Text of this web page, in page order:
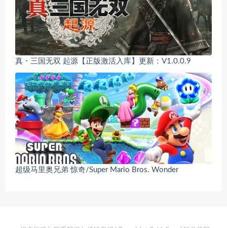
真・三国无双 起源【正版激活入库】更新：V1.0.0.9
超级马里奥兄弟 惊奇/Super Mario Bros. Wonder